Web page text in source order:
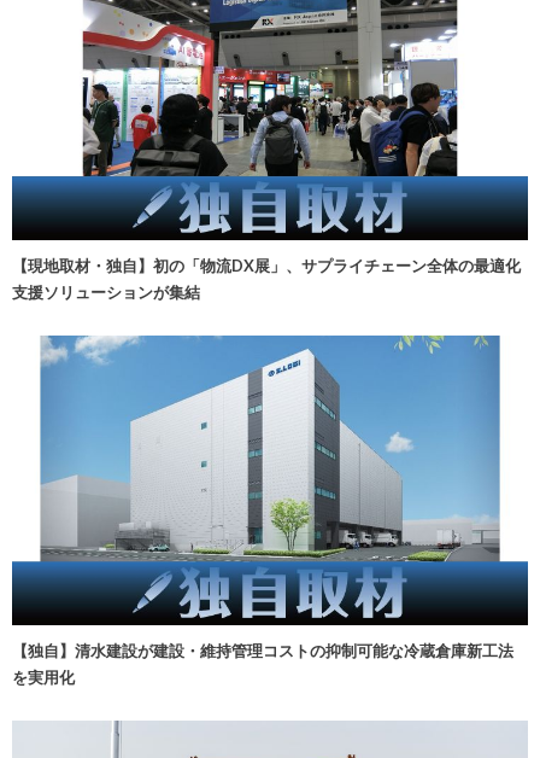
【現地取材・独自】初の「物流DX展」、サプライチェーン全体の最適化
支援ソリューションが集結
【独自】清水建設が建設・維持管理コストの抑制可能な冷蔵倉庫新工法
を実用化